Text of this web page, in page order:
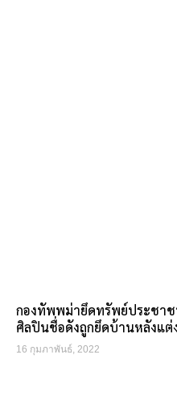
กองทัพพม่ายึดทรัพย์ประชา
ศิลปินชื่อดังถูกยึดบ้านหลังแต่
16 กุมภาพันธ์, 2022